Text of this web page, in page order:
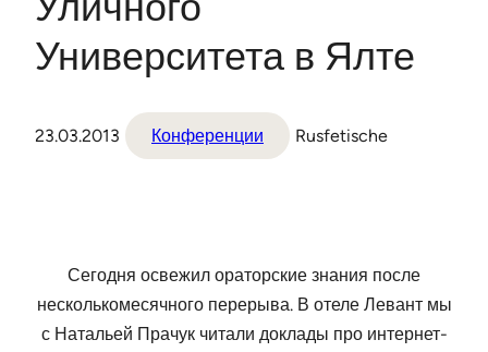
Университета в Ялте
23.03.2013 Конференции Rusfetische
Сегодня освежил ораторские знания после
несколькомесячного перерыва. В отеле Левант мы
с Натальей Прачук читали доклады про интернет-